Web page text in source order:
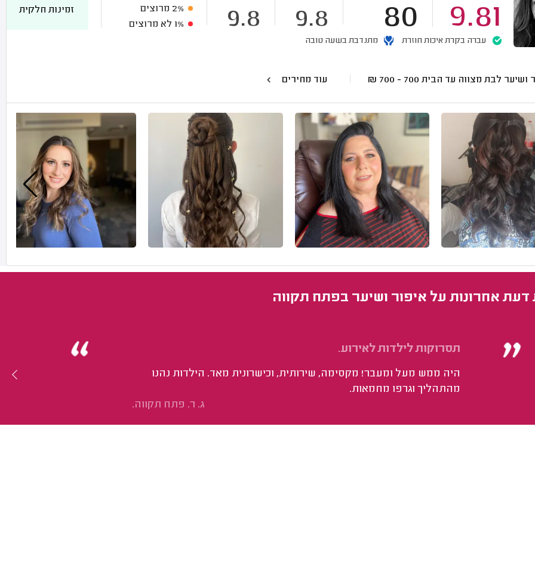
9.81
80
9.8
9.8
עברה בקרת איכות חוזרת מתנדבת בשעה טובה
2% מרוצים
1% לא מרוצים
זמינות חלקית
ושיער לבת מצווה עד הבית 700 - 700
₪ עוד מחירים
דעת אחרונות על איפור ושיער בפתח תקווה
תסרוקות לילדות לאירוע.
היה ממש מעל ומעבר! מקסימה, שירותית, וכישרונית מאד. הילדות נהנו
מהתהליך וגרפו מחמאות.
ג. ר. פתח תקווה.